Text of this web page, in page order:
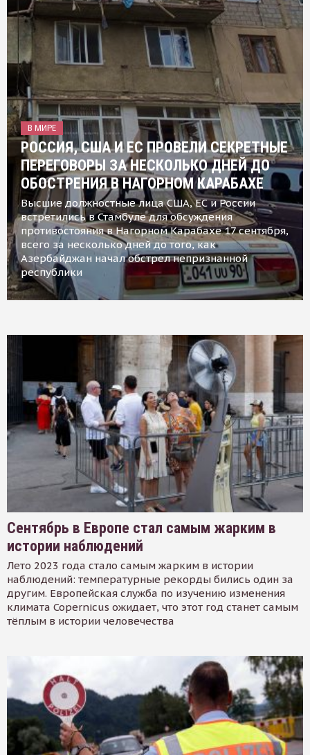
В МИРЕ
РОССИЯ, США И ЕС ПРОВЕЛИ СЕКРЕТНЫЕ
ПЕРЕГОВОРЫ ЗА НЕСКОЛЬКО ДНЕЙ ДО
ОБОСТРЕНИЯ В НАГОРНОМ КАРАБАХЕ
Высшие должностные лица США, ЕС и России
встретились в Стамбуле для обсуждения
противостояния в Нагорном Карабахе 17 сентября,
всего за несколько дней до того, как
Азербайджан начал обстрел непризнанной
республики
Сентябрь в Европе стал самым жарким в
истории наблюдений
Лето 2023 года стало самым жарким в истории
наблюдений: температурные рекорды бились один за
другим. Европейская служба по изучению изменения
климата Copernicus ожидает, что этот год станет самым
тёплым в истории человечества